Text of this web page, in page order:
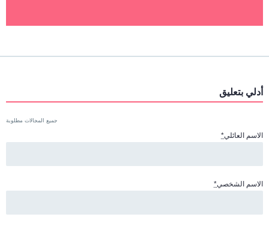
أدلي بتعليق
جميع المجالات مطلوبة
الاسم العائلي*
الاسم الشخصي*